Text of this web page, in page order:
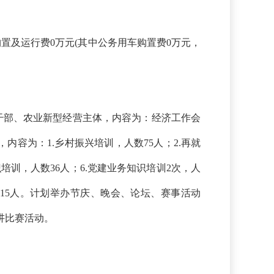
及运行费0万元(其中公务用车购置费0万元，
、农业新型经营主体，内容为：经济工作会
内容为： 1.乡村振兴培训，人数75 人 ； 2.再就
训，人数36 人 ； 6.党建业务知识培训 2次 ，人
15人。计划举办节庆、晚会、论坛、赛事活动
赛活动。